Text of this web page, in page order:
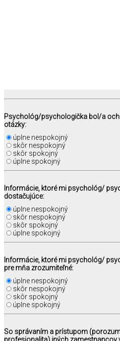
Psychológ/psychologička bol/a
otázky:
úplne nespokojný
skôr nespokojný
skôr spokojný
úplne spokojný
Informácie, ktoré mi psychológ/
dostačujúce:
úplne nespokojný
skôr nespokojný
skôr spokojný
úplne spokojný
Informácie, ktoré mi psychológ/
pre mňa zrozumiteľné:
úplne nespokojný
skôr nespokojný
skôr spokojný
úplne spokojný
So správaním a prístupom